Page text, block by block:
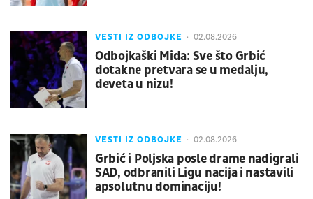
VESTI IZ ODBOJKE 02.08.2026
Odbojkaški Mida: Sve što Grbić
dotakne pretvara se u medalju,
deveta u nizu!
VESTI IZ ODBOJKE 02.08.2026
Grbić i Poljska posle drame nadigrali
SAD, odbranili Ligu nacija i nastavili
apsolutnu dominaciju!